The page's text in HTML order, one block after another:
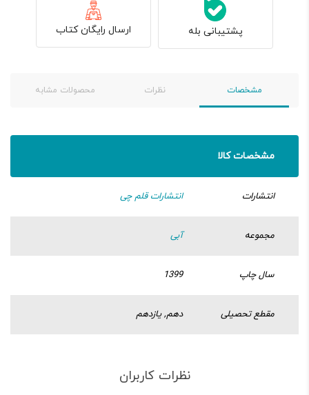
پشتیبانی بله ارسال رایگان کتاب
مشخصات نظرات محصولات مشابه
مشخصات کالا
انتشارات انتشارات قلم چی
مجموعه آبی
سال چاپ 1399
مقطع تحصیلی دهم, یازدهم
نظرات کاربران